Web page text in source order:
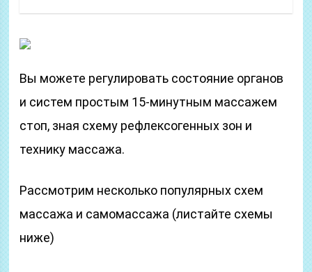
Вы можете регулировать состояние органов
и систем простым 15-минутным массажем
стоп, зная схему рефлексогенных зон и
технику массажа.
Рассмотрим несколько популярных схем
массажа и самомассажа (листайте схемы
ниже)